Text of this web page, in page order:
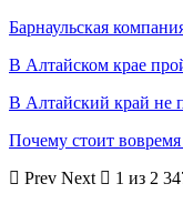
Барнаульская
В Алтайском крае
В Алтайский край не
Почему стоит
Prev Next
1 из 2